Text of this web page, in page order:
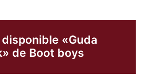
«Guda
de Boot boys